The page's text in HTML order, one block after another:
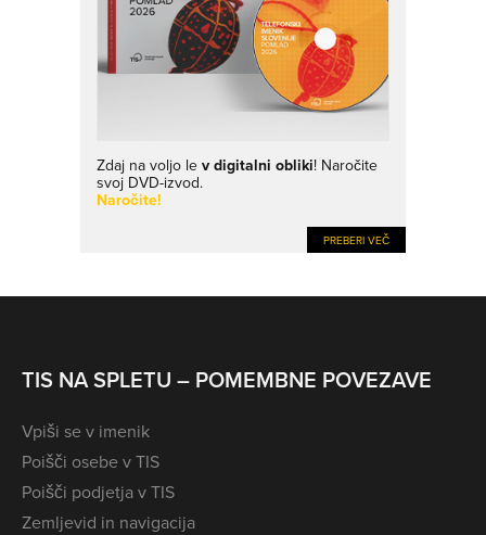
Zdaj na voljo le v digitalni obliki! Naročite
svoj DVD-izvod.
Naročite!
PREBERI VEČ
TIS NA SPLETU – POMEMBNE POVEZAVE
Vpiši se v imenik
Poišči osebe v TIS
Poišči podjetja v TIS
Zemljevid in navigacija